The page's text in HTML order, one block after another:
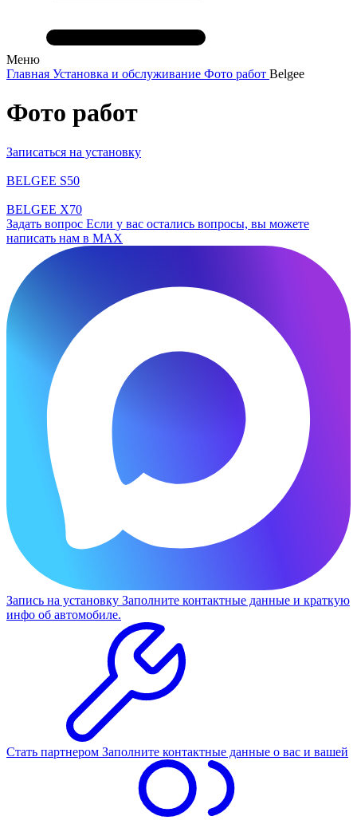
Меню
Главная Установка и обслуживание Фото работ Belgee
Фото работ
Записаться на установку
BELGEE S50
BELGEE X70
Задать вопрос Если у вас остались вопросы, вы можете
написать нам в MAX
Запись на установку Заполните контактные данные и краткую
инфо об автомобиле.
Стать партнером Заполните контактные данные о вас и вашей